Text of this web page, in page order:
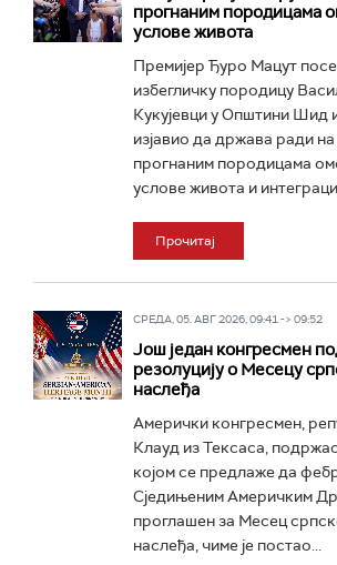
прогнаним породицама
услове живота
Премијер Ђуро Мацут
избегличку породицу
Кукујевци у Општини Шид
изјавио да држава ради
прогнаним породицама
услове живота и
Прочитај
СРЕДА, 05. АВГ 2026, 09:41 -> 09:52
Још један конгресмен
резолуцију о Месецу
наслеђа
Амерички конгресмен,
Клауд из Тексаса, подржао
којом се предлаже да
Сједињеним Америчким
проглашен за Месец
наслеђа, чиме је постао...